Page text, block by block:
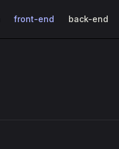
front-end back-end